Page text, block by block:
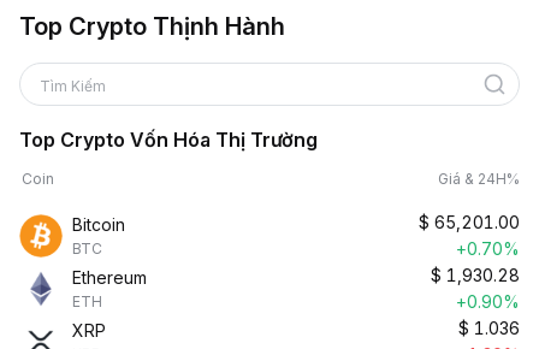
Top Crypto Thịnh Hành
Tìm Kiếm
Top Crypto Vốn Hóa Thị Trường
Coin Giá & 24H%
Bitcoin
BTC
$ 65,201.00
+0.70%
Ethereum
ETH
$ 1,930.28
+0.90%
XRP
$ 1.036